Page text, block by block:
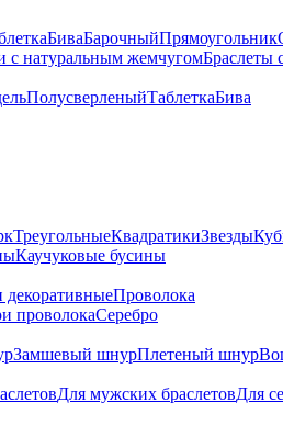
БиваБарочныйПрямоугольник
с натуральным жемчугомБраслеты
ПолусверленыйТаблеткаБива
ТреугольныеКвадратикиЗвезды
Каучуковые бусины
декоративныеПроволока
проволокаСеребро
Замшевый шнурПлетеный шнур
Для мужских браслетовДля